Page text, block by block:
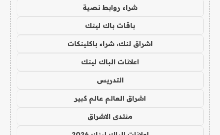
شراء روابط نصية
باقات باك لينك
اشراق لنك، شراء باكلينكات
اعلانات الباك لينك
التدريس
اشراق العالم عالم كبير
منتدى الاشراق